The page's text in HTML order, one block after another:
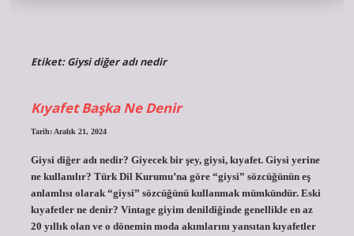
Etiket:Giysi diğer adı nedir
Kıyafet Başka Ne Denir
Tarih: Aralık 21, 2024
Giysi diğer adı nedir? Giyecek bir şey, giysi, kıyafet. Giysi yerine
ne kullanılır? Türk Dil Kurumu’na göre “giysi” sözcüğünün eş
anlamlısı olarak “giysi” sözcüğünü kullanmak mümkündür. Eski
kıyafetler ne denir? Vintage giyim denildiğinde genellikle en az
20 yıllık olan ve o dönemin moda akımlarını yansıtan kıyafetler